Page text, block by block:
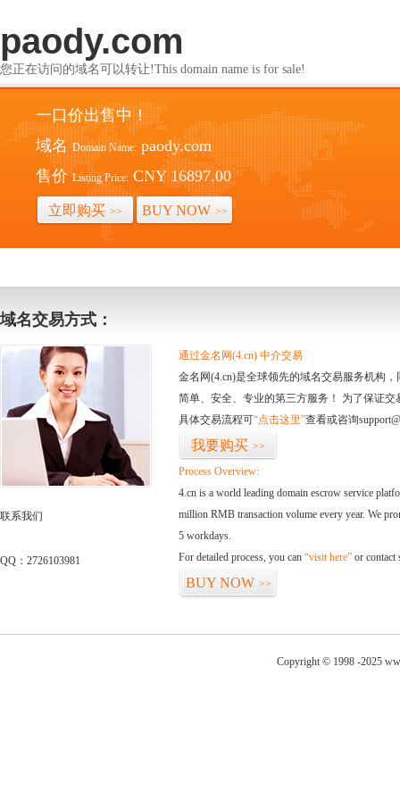
paody.com
您正在访问的域名可以转让!This domain name is for sale!
一口价出售中！
域名 Domain Name: paody.com
售价 Listing Price: CNY 16897.00
立即购买 >> BUY NOW >>
域名交易方式：
联系我们
QQ：2726103981
通过金名网(4.cn) 中介交易
金名网(4.cn)是全球领先的域名交易服务机构
简单、安全、专业的第三方服务！ 为了保证
具体交易流程可“点击这里”查看或咨询
我要购买 >>
Process Overview:
4.cn is a world leading domain escrow service
million RMB transaction volume every year. We
5 workdays.
For detailed process, you can “visit here” or contact
BUY NOW >>
Copyright © 1998 -2025